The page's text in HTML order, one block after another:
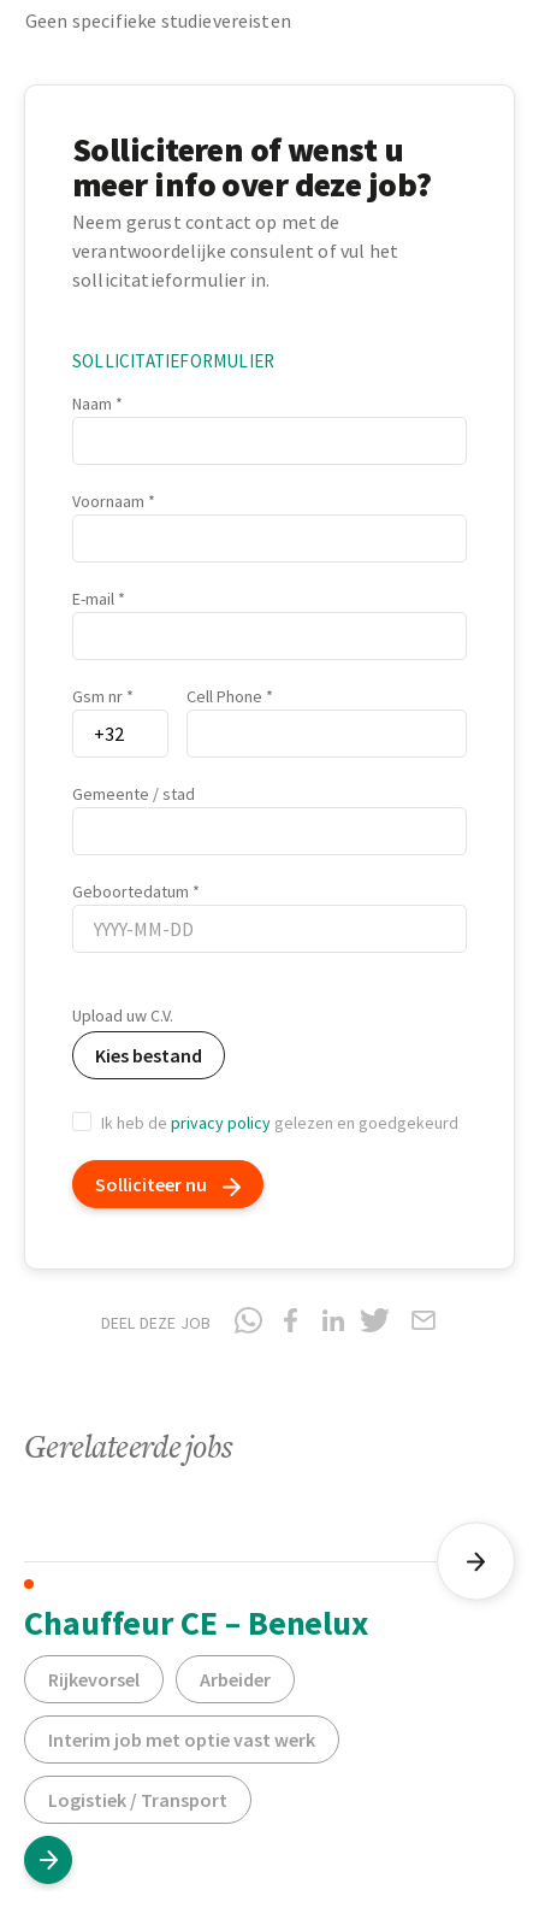
Geen specifieke studievereisten
Solliciteren of wenst u
meer info over deze job?
Neem gerust contact op met de
verantwoordelijke consulent of vul het
sollicitatieformulier in.
SOLLICITATIEFORMULIER
Naam
Voornaam
E-mail
Gsm nr Cell Phone
Gemeente / stad
Geboortedatum
Upload uw C.V.
Kies bestand
Ik heb de privacy policy gelezen en goedgekeurd
Solliciteer nu
DEEL DEZE JOB
Gerelateerde jobs
Chauffeur CE – Benelux
Rijkevorsel Arbeider
Interim job met optie vast werk
Logistiek / Transport